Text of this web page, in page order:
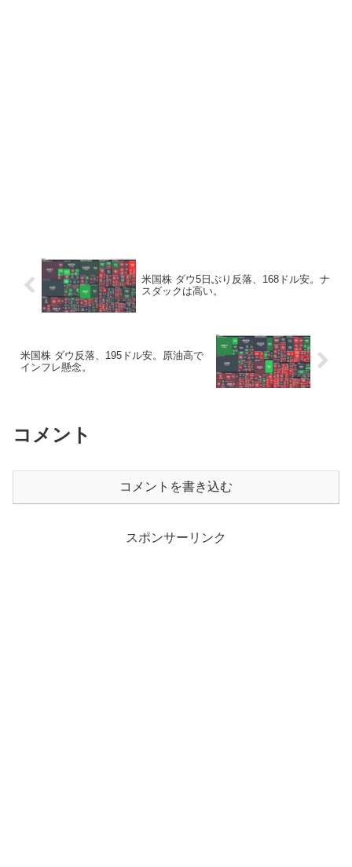
米国株 ダウ5日ぶり反落、168ドル安。ナ
スダックは高い。
米国株 ダウ反落、195ドル安。原油高で
インフレ懸念。
コメント
コメントを書き込む
スポンサーリンク